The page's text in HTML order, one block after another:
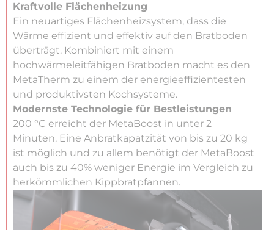
Kraftvolle Flächenheizung
Ein neuartiges Flächenheizsystem, dass die
Wärme effizient und effektiv auf den Bratboden
überträgt. Kombiniert mit einem
hochwärmeleitfähigen Bratboden macht es den
MetaTherm zu einem der energieeffizientesten
und produktivsten Kochsysteme.
Modernste Technologie für Bestleistungen
200 °C erreicht der MetaBoost in unter 2
Minuten. Eine Anbratkapatzität von bis zu 20 kg
ist möglich und zu allem benötigt der MetaBoost
auch bis zu 40% weniger Energie im Vergleich zu
herkömmlichen Kippbratpfannen.